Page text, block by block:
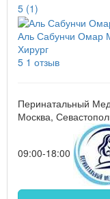
5 (1)
Аль Сабунчи Омар
Хирург
5 1 отзыв
Перинатальный
Москва,
09:00-18:00